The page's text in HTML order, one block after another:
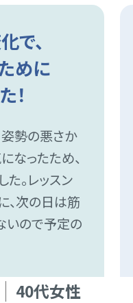
で、
めに
！
姿勢の悪さか
なったため、
。レッスン
、次の日は筋
いので予定の
40代女性